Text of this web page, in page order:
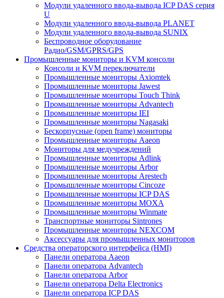
Модули удаленного ввода-вывода ICP DAS серия
U
Модули удаленного ввода-вывода PLANET
Модули удаленного ввода-вывода SUNIX
Беспроводное оборудование
Радио/GSM/GPRS/GPS
Промышленные мониторы и KVM консоли
Консоли и KVM переключатели
Промышленные мониторы Axiomtek
Промышленные мониторы Jawest
Промышленные мониторы Touch Think
Промышленные мониторы Advantech
Промышленные мониторы IEI
Промышленные мониторы Nagasaki
Бескорпусные (open frame) мониторы
Промышленные мониторы Aaeon
Мониторы для медучреждений
Промышленные мониторы Adlink
Промышленные мониторы Arbor
Промышленные мониторы Arestech
Промышленные мониторы Cincoze
Промышленные мониторы ICP DAS
Промышленные мониторы MOXA
Промышленные мониторы Winmate
Транспортные мониторы Sintrones
Промышленные мониторы NEXCOM
Аксессуары для промышленных мониторов
Средства операторского интерфейса (HMI)
Панели оператора Aaeon
Панели оператора Advantech
Панели оператора Arbor
Панели оператора Delta Electronics
Панели оператора ICP DAS